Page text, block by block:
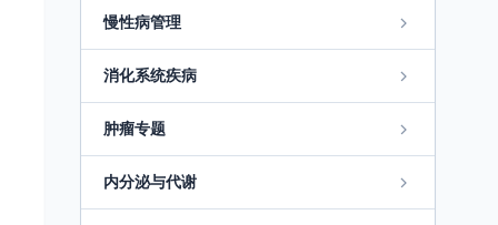
慢性病管理
消化系统疾病
肿瘤专题
内分泌与代谢